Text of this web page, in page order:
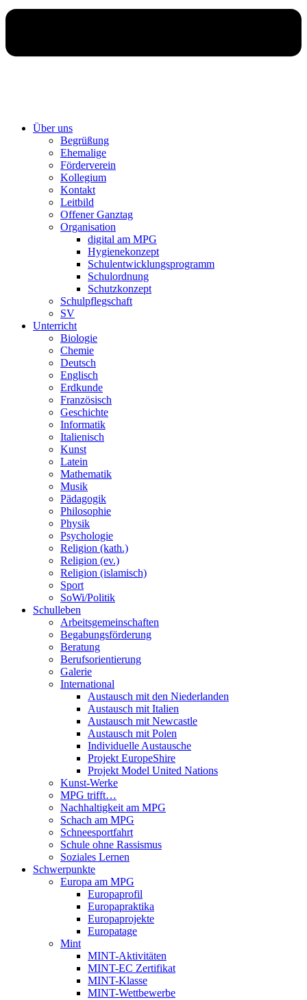
Über uns
Begrüßung
Ehemalige
Förderverein
Kollegium
Kontakt
Leitbild
Offener Ganztag
Organisation
digital am MPG
Hygienekonzept
Schulentwicklungsprogramm
Schulordnung
Schutzkonzept
Schulpflegschaft
SV
Unterricht
Biologie
Chemie
Deutsch
Englisch
Erdkunde
Französisch
Geschichte
Informatik
Italienisch
Kunst
Latein
Mathematik
Musik
Pädagogik
Philosophie
Physik
Psychologie
Religion (kath.)
Religion (ev.)
Religion (islamisch)
Sport
SoWi/Politik
Schulleben
Arbeitsgemeinschaften
Begabungsförderung
Beratung
Berufsorientierung
Galerie
International
Austausch mit den Niederlanden
Austausch mit Italien
Austausch mit Newcastle
Austausch mit Polen
Individuelle Austausche
Projekt EuropeShire
Projekt Model United Nations
Kunst-Werke
MPG trifft…
Nachhaltigkeit am MPG
Schach am MPG
Schneesportfahrt
Schule ohne Rassismus
Soziales Lernen
Schwerpunkte
Europa am MPG
Europaprofil
Europapraktika
Europaprojekte
Europatage
Mint
MINT-Aktivitäten
MINT-EC Zertifikat
MINT-Klasse
MINT-Wettbewerbe